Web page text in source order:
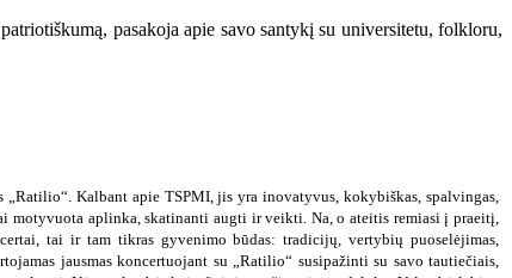
pasakoja apie savo santykį su universitetu, folkloru,
Kalbant apie TSPMI, jis yra inovatyvus, kokybiškas, spalvingas,
aplinka, skatinanti augti ir veikti. Na, o ateitis remiasi į praeitį,
tai ir tam tikras gyvenimo būdas: tradicijų, vertybių puoselėjimas,
jausmas koncertuojant su „Ratilio“ susipažinti su savo tautiečiais,